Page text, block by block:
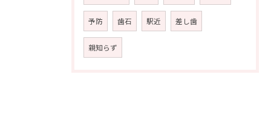
予防 歯石 駅近 差し歯
親知らず